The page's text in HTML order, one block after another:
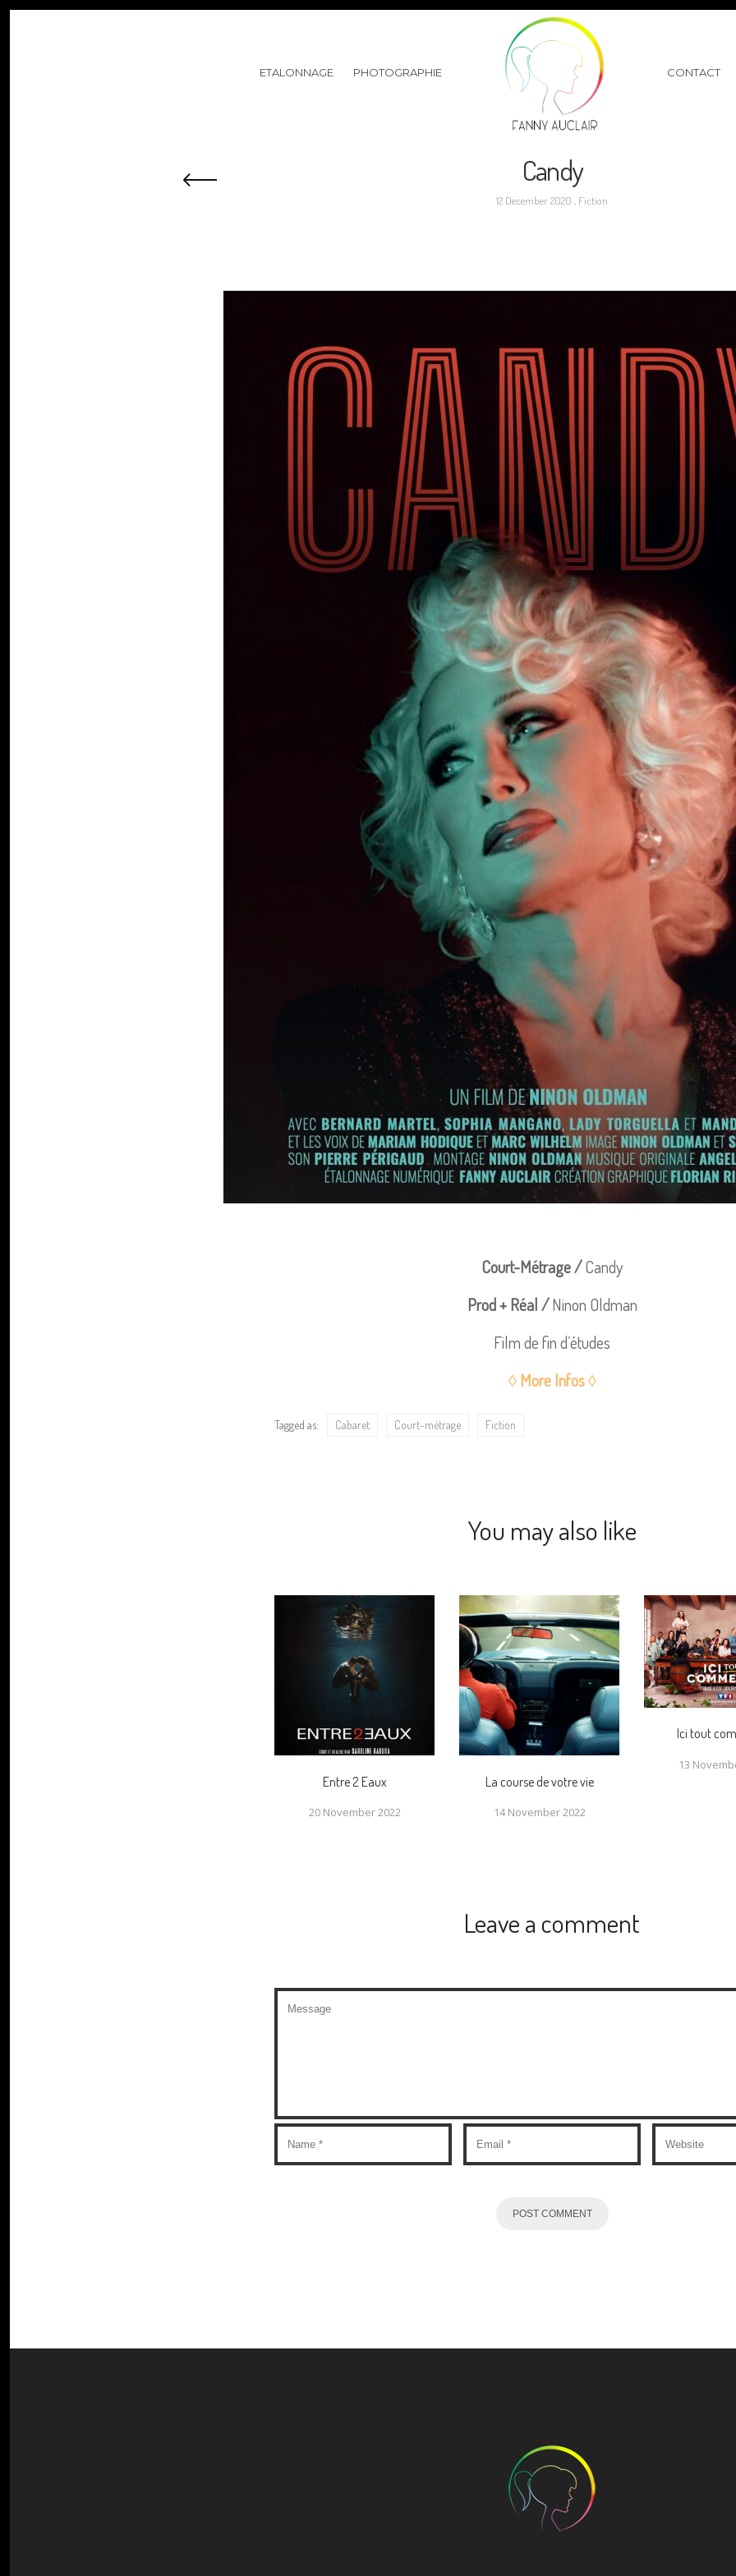
ETALONNAGE PHOTOGRAPHIE CONTACT
Candy
12 December 2020 , Fiction
Court-Métrage /Candy
Prod + Réal /Ninon Oldman
Film de fin d’études
◊ More Infos◊
Tagged as: Cabaret Court-métrage Fiction
You may also like
Entre 2 Eaux
20 November 2022
La course de votre vie
14 November 2022
Ici tout
13
Leave a comment